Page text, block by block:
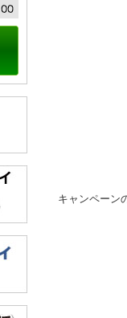
キャンペーン